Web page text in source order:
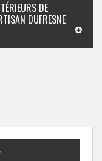
DE
DUFRESNE